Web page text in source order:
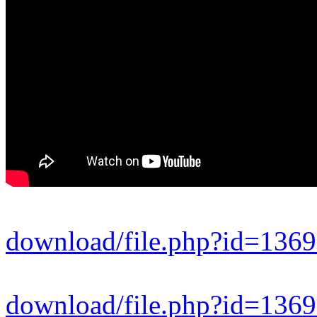
download/
download/